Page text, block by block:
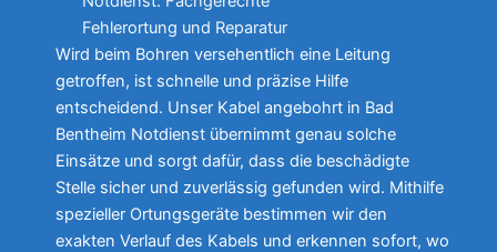
Fehlerortung und Reparatur
Wird beim Bohren versehentlich eine Leitung
getroffen, ist schnelle und präzise Hilfe
entscheidend. Unser Kabel angebohrt in Bad
Bentheim Notdienst übernimmt genau solche
Einsätze und sorgt dafür, dass die beschädigte
Stelle sicher und zuverlässig gefunden wird. Mithilfe
spezieller Ortungsgeräte bestimmen wir den
exakten Verlauf des Kabels und erkennen sofort, wo